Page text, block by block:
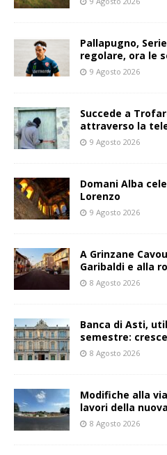
Pallapugno,
regolare, ora le
9 Agosto 2026
Succede a
attraverso la
9 Agosto 2026
Domani Alba
Lorenzo
9 Agosto 2026
A Grinzane
Garibaldi e alla
8 Agosto 2026
Banca di Asti,
semestre:
8 Agosto 2026
Modifiche alla
lavori della
8 Agosto 2026